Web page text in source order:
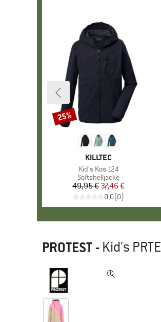
MARKE
KILLTEC
Artikel
Kid's Kos 124
Produktgruppe
Softshelljacke
Preis
49,95 €reduzierter Preis
37,46 €
0,0(0)
Rabatt
25%
PROTEST - Kid's